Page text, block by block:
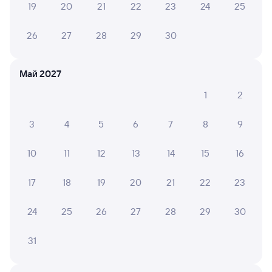
6 причин купить ж/д билеты
Частые вопросы
19 20 21 22 23 24 25
26 27 28 29 30
Май 2027
1
2
3 4 5 6 7 8 9
10 11 12 13 14 15 16
17 18 19 20 21 22 23
24 25 26 27 28 29 30
31